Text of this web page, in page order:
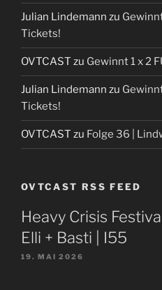
Julian Lindemann zu
Tickets!
OVTCAST zu Gewinnt 1 x 2
Julian Lindemann zu
Tickets!
OVTCAST zu Folge 36 |
OVTCAST RSS FEED
Heavy Crisis
Elli + Basti | I55
19. MAI 2026